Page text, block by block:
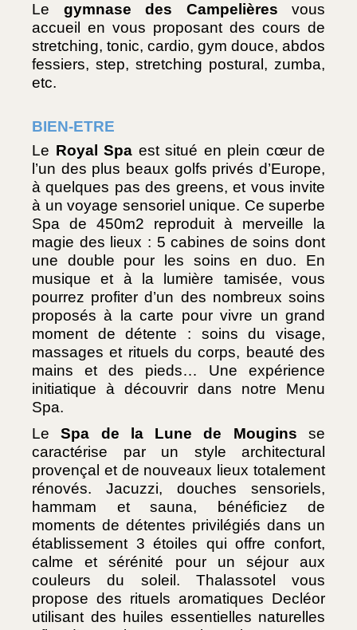
Le gymnase des Campelières vous
accueil en vous proposant des cours de
stretching, tonic, cardio, gym douce, abdos
fessiers, step, stretching postural, zumba,
etc.
BIEN-ETRE
Le Royal Spa est situé en plein cœur de
l’un des plus beaux golfs privés d’Europe,
à quelques pas des greens, et vous invite
à un voyage sensoriel unique. Ce superbe
Spa de 450m2 reproduit à merveille la
magie des lieux : 5 cabines de soins dont
une double pour les soins en duo. En
musique et à la lumière tamisée, vous
pourrez profiter d’un des nombreux soins
proposés à la carte pour vivre un grand
moment de détente : soins du visage,
massages et rituels du corps, beauté des
mains et des pieds… Une expérience
initiatique à découvrir dans notre Menu
Spa.
Le Spa de la Lune de Mougins se
caractérise par un style architectural
provençal et de nouveaux lieux totalement
rénovés. Jacuzzi, douches sensoriels,
hammam et sauna, bénéficiez de
moments de détentes privilégiés dans un
établissement 3 étoiles qui offre confort,
calme et sérénité pour un séjour aux
couleurs du soleil. Thalassotel vous
propose des rituels aromatiques Decléor
utilisant des huiles essentielles naturelles